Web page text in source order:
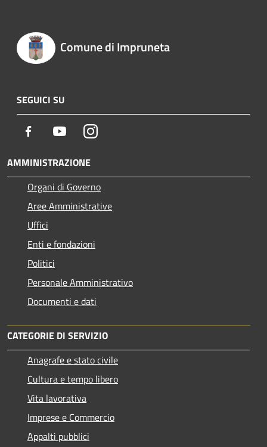
Comune di Impruneta
SEGUICI SU
Facebook YoutubeInstagram
AMMINISTRAZIONE
Organi di Governo
Aree Amministrative
Uffici
Enti e fondazioni
Politici
Personale Amministrativo
Documenti e dati
CATEGORIE DI SERVIZIO
Anagrafe e stato civile
Cultura e tempo libero
Vita lavorativa
Imprese e Commercio
Appalti pubblici